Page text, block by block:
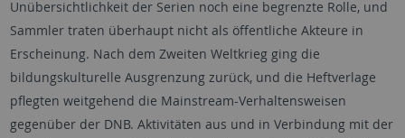
Unübersichtlichkeit der Serien noch eine begrenzte Rolle, und
Sammler traten überhaupt nicht als öffentliche Akteure in
Erscheinung. Nach dem Zweiten Weltkrieg ging die
bildungskulturelle Ausgrenzung zurück, und die Heftverlage
pflegten weitgehend die Mainstream-Verhaltensweisen
gegenüber der DNB. Aktivitäten aus und in Verbindung mit der